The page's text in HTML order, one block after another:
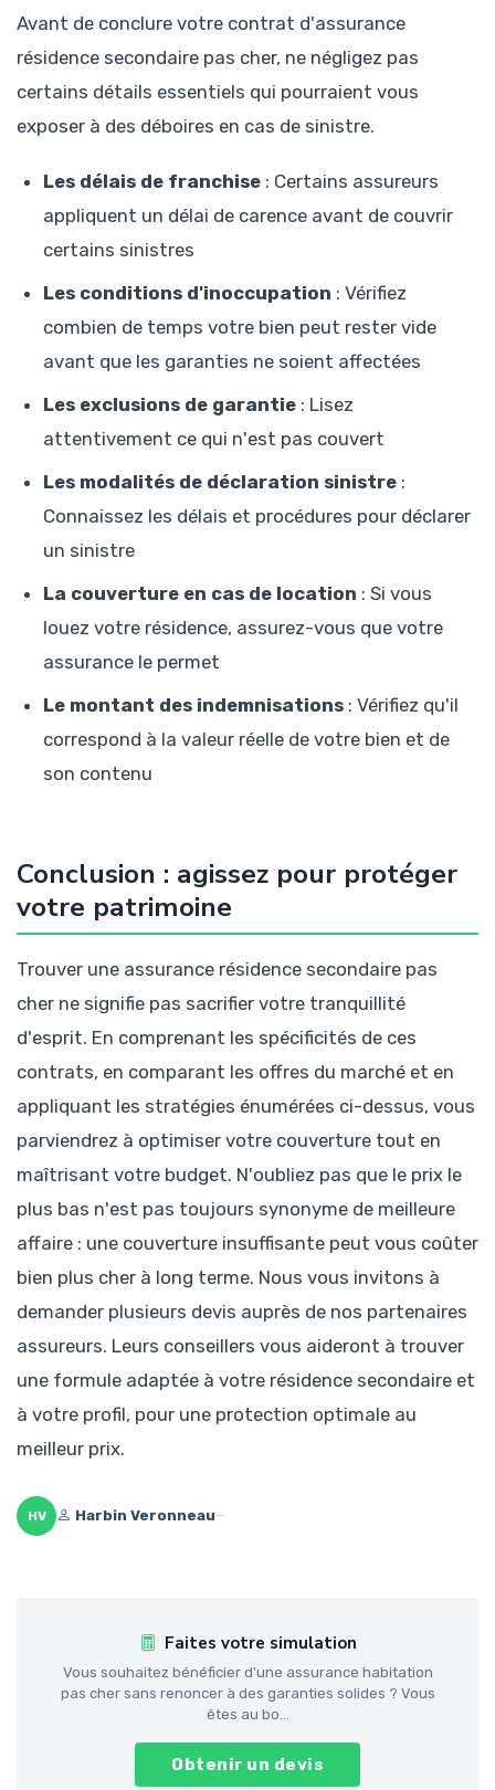
Avant de conclure votre contrat d'assurance
résidence secondaire pas cher, ne négligez pas
certains détails essentiels qui pourraient vous
exposer à des déboires en cas de sinistre.
Les délais de franchise : Certains assureurs
appliquent un délai de carence avant de couvrir
certains sinistres
Les conditions d'inoccupation : Vérifiez
combien de temps votre bien peut rester vide
avant que les garanties ne soient affectées
Les exclusions de garantie : Lisez
attentivement ce qui n'est pas couvert
Les modalités de déclaration sinistre :
Connaissez les délais et procédures pour déclarer
un sinistre
La couverture en cas de location : Si vous
louez votre résidence, assurez-vous que votre
assurance le permet
Le montant des indemnisations : Vérifiez qu'il
correspond à la valeur réelle de votre bien et de
son contenu
Conclusion : agissez pour protéger
votre patrimoine
Trouver une assurance résidence secondaire pas
cher ne signifie pas sacrifier votre tranquillité
d'esprit. En comprenant les spécificités de ces
contrats, en comparant les offres du marché et en
appliquant les stratégies énumérées ci-dessus, vous
parviendrez à optimiser votre couverture tout en
maîtrisant votre budget. N'oubliez pas que le prix le
plus bas n'est pas toujours synonyme de meilleure
affaire : une couverture insuffisante peut vous coûter
bien plus cher à long terme. Nous vous invitons à
demander plusieurs devis auprès de nos partenaires
assureurs. Leurs conseillers vous aideront à trouver
une formule adaptée à votre résidence secondaire et
à votre profil, pour une protection optimale au
meilleur prix.
HV Harbin Veronneau—
Faites votre simulation
Vous souhaitez bénéficier d'une assurance habitation
pas cher sans renoncer à des garanties solides ? Vous
êtes au bo...
Obtenir un devis